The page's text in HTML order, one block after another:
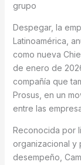
grupo
Despegar, la
Latinoamérica,
como nueva
de enero de
compañía que
Prosus, en un
entre las
Reconocida por
organizacional y
desempeño,